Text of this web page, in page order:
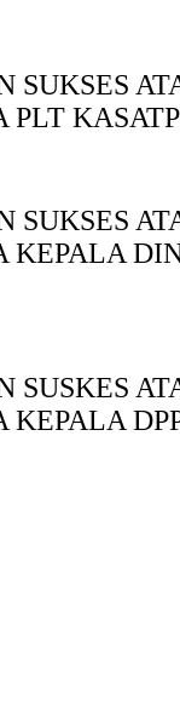
SUKSES
SUKSES
KEPALA
SUSKES